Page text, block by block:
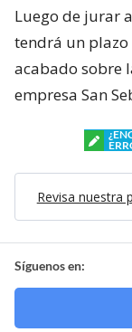
Luego de jurar
tendrá un
acabado sobre
empresa San
Revisa nuestra
Síguenos en: